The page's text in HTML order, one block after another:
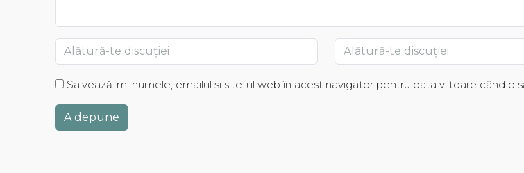
Salvează-mi numele, emailul și site-ul web în acest navigator pentru data viitoare când o
A depune